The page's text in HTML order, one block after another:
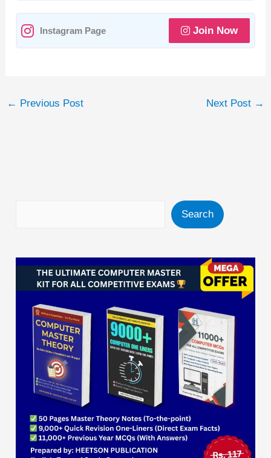
k
Instagram Page Join Now
← Previous Post Next Post →
Search